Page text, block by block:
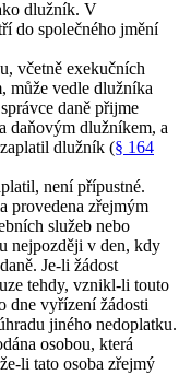
dlužník. V
do společného jmění
včetně exekučních
může vedle dlužníka
daně přijme
daňovým dlužníkem, a
dlužník (§ 164
není přípustné.
provedena zřejmým
služeb nebo
nejpozději v den, kdy
Je-li žádost
tehdy, vznikl-li touto
dne vyřízení žádosti
jiného nedoplatku.
osobou, která
li tato osoba zřejmý